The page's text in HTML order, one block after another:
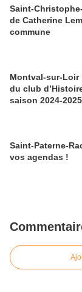
Saint-
de Catherine
commune
Montval-sur-Loir
du club
saison 2024-2025
Saint-Paterne-
vos agendas !